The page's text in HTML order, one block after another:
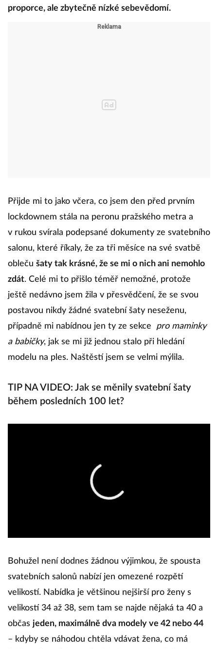
proporce, ale zbytečně nízké sebevědomí.
Přijde mi to jako včera, co jsem den před prvním
lockdownem stála na peronu pražského metra a
v rukou svírala podepsané dokumenty ze svatebního
salonu, které říkaly, že za tři měsíce na své svatbě
obleču šaty tak krásné, že se mi o nich ani nemohlo
zdát. Celé mi to přišlo téměř nemožné, protože
ještě nedávno jsem žila v přesvědčení, že se svou
postavou nikdy žádné svatební šaty neseženu,
případně mi nabídnou jen ty ze sekce
pro maminky
a babičky, jak se mi již jednou stalo při hledání
modelu na ples. Naštěstí jsem se velmi mýlila.
TIP NA VIDEO: Jak se měnily svatební šaty
během posledních 100 let?
Bohužel není dodnes žádnou výjimkou, že spousta
svatebních salonů nabízí jen omezené rozpětí
velikostí. Nabídka je většinou nejširší pro ženy s
velikostí 34 až 38, sem tam se najde nějaká ta 40 a
občas jeden, maximálně dva modely ve 42 nebo 44
– kdyby se náhodou chtěla vdávat žena, co má